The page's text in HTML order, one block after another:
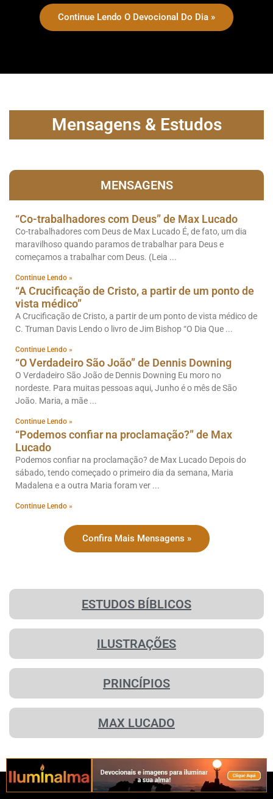
Continue Lendo O Devocional Do Dia »
Mensagens & Estudos
MENSAGENS
“Co-trabalhadores com Deus” de Max Lucado
Co-trabalhadores com Deus de Max Lucado É, de fato, um dia
maravilhoso quando paramos de trabalhar para Deus e
começamos a trabalhar com Deus. (Leia
Continue Lendo »
“A Crucificação de Cristo, a partir de um ponto de
vista médico”
A Crucificação de Cristo, a partir de um ponto de vista médico de
C. Truman Davis Lendo o livro de Jim Bishop “O Dia Que
Continue Lendo »
“O Verdadeiro São João” de Dennis Downing
O Verdadeiro São João de Dennis Downing Eu moro no
nordeste. Para muitas pessoas aqui, Junho é o mês de São
João. Maria, a mãe
Continue Lendo »
“Podemos confiar na proclamação?” de Max
Lucado
Podemos confiar na proclamação? de Max Lucado Depois do
sábado, tendo começado o primeiro dia da semana, Maria
Madalena e a outra Maria foram ver
Continue Lendo »
Confira Mais Mensagens »
ESTUDOS BÍBLICOS
ILUSTRAÇÕES
PRINCÍPIOS
MAX LUCADO